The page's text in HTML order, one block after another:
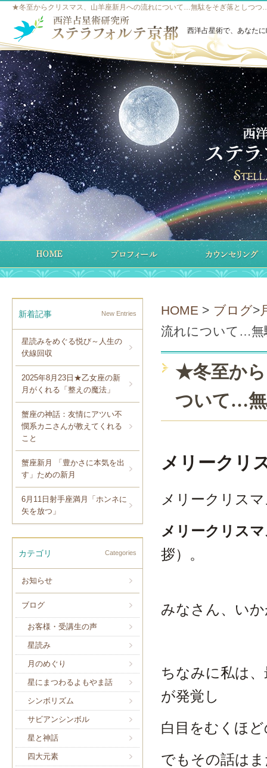
★冬至からクリスマス、山羊座新月への流れについて…無駄をそぎ落としつ
西洋占星術で、あなた
新着記事 New Entries
星読みをめぐる悦び～人生の
伏線回収
2025年8月23日★乙女座の新
月がくれる「整えの魔法」
蟹座の神話：友情にアツい不
憫系カニさんが教えてくれる
こと
蟹座新月 「豊かさに本気を出
す」ための新月
6月11日射手座満月「ホンネに
矢を放つ」
カテゴリ Categories
お知らせ
ブログ
お客様・受講生の声
星読み
月のめぐり
星にまつわるよもやま話
シンボリズム
サビアンシンボル
星と神話
四大元素
HOME > ブログ>
流れについて…
★冬至から
ついて…
メリークリ
メリークリス
メリークリス
拶）。
みなさん、い
ちなみに私は
が発覚し
白目をむくほ
でもその話は